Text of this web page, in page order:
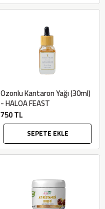
Ozonlu Kantaron Yağı (30ml)
- HALOA FEAST
750 TL
SEPETE EKLE